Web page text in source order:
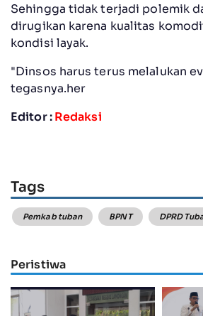
Sehingga tidak terjadi polemik
dirugikan karena kualitas
kondisi layak.
"Dinsos harus terus melalukan
tegasnya.her
Editor :Redaksi
Tags
Pemkab tuban BPNT DPRD
Peristiwa